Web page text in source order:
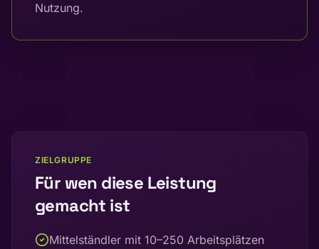
Nutzung.
ZIELGRUPPE
Für wen diese Leistung
gemacht ist
Mittelständler mit 10–250 Arbeitsplätzen